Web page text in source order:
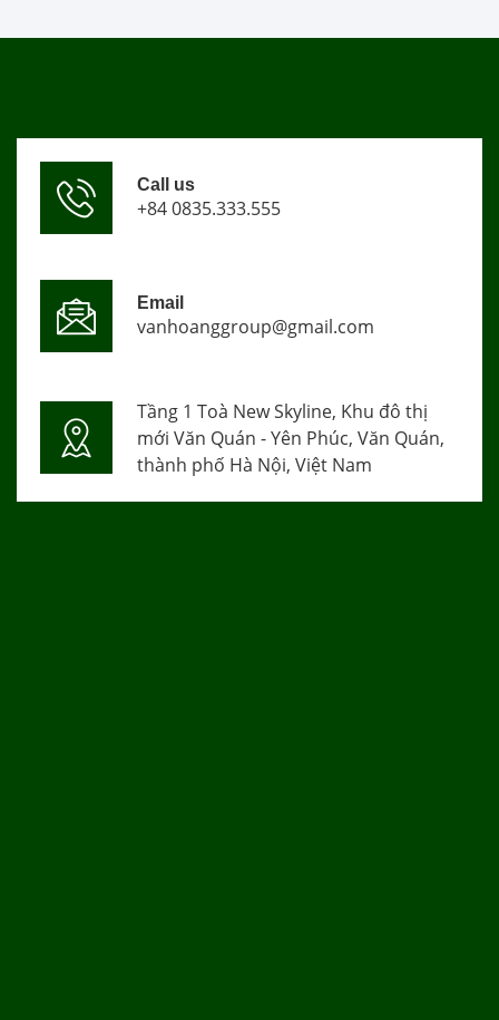
Call us
+84 0835.333.555
Email
vanhoanggroup@gmail.com
Tầng 1 Toà New Skyline, Khu đô thị
mới Văn Quán - Yên Phúc, Văn Quán,
thành phố Hà Nội, Việt Nam